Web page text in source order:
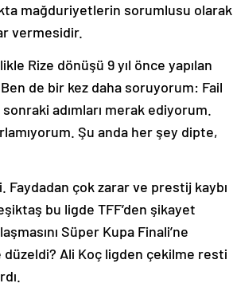
mağduriyetlerin sorumlusu olarak
vermesidir.
Rize dönüşü 9 yıl önce yapılan
de bir kez daha soruyorum: Fail
sonraki adımları merak ediyorum.
Şu anda her şey dipte,
çok zarar ve prestij kaybı
bu ligde TFF’den şikayet
Süper Kupa Finali’ne
düzeldi? Ali Koç ligden çekilme resti